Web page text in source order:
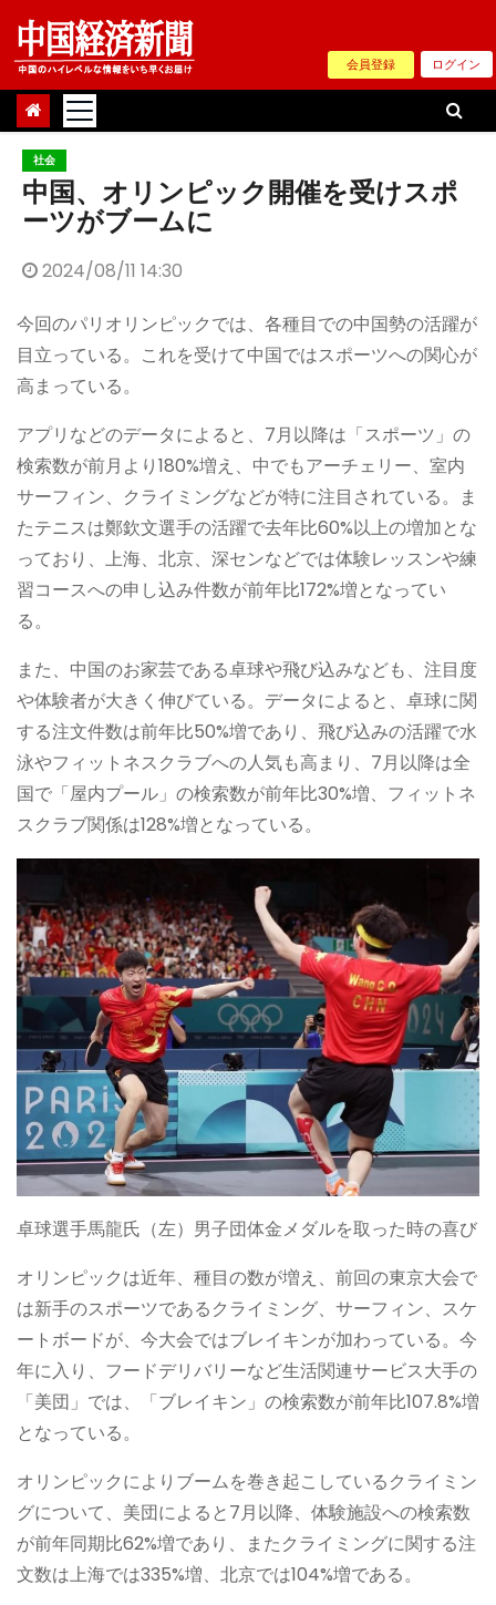
Skip
content
会員登録 ログイン
社会
中国、オリンピック開催を受けスポ
ーツがブームに
2024/08/11 14:30
今回のパリオリンピックでは、各種目での中国勢の活躍が
目立っている。これを受けて中国ではスポーツへの関心が
高まっている。
アプリなどのデータによると、7月以降は「スポーツ」の
検索数が前月より180%増え、中でもアーチェリー、室内
サーフィン、クライミングなどが特に注目されている。ま
たテニスは鄭欽文選手の活躍で去年比60%以上の増加とな
っており、上海、北京、深センなどでは体験レッスンや練
習コースへの申し込み件数が前年比172%増となってい
る。
また、中国のお家芸である卓球や飛び込みなども、注目度
や体験者が大きく伸びている。データによると、卓球に関
する注文件数は前年比50%増であり、飛び込みの活躍で水
泳やフィットネスクラブへの人気も高まり、7月以降は全
国で「屋内プール」の検索数が前年比30%増、フィットネ
スクラブ関係は128%増となっている。
卓球選手馬龍氏（左）男子団体金メダルを取った時の喜び
オリンピックは近年、種目の数が増え、前回の東京大会で
は新手のスポーツであるクライミング、サーフィン、スケ
ートボードが、今大会ではブレイキンが加わっている。今
年に入り、フードデリバリーなど生活関連サービス大手の
「美団」では、「ブレイキン」の検索数が前年比107.8%増
となっている。
オリンピックによりブームを巻き起こしているクライミン
グについて、美団によると7月以降、体験施設への検索数
が前年同期比62%増であり、またクライミングに関する注
文数は上海では335%増、北京では104%増である。